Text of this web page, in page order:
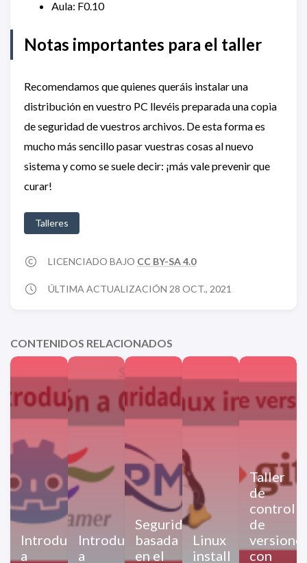
Aula: F0.10
Notas importantes para el taller
Recomendamos que quienes queráis instalar una
distribución en vuestro PC llevéis preparada una copia
de seguridad de vuestros archivos. De esta forma es
mucho más sencillo pasar vuestras cosas al nuevo
sistema y como se suele decir: ¡más vale prevenir que
curar!
Talleres
LICENCIADO BAJO CC BY-SA 4.0
ÚLTIMA ACTUALIZACIÓN 28 OCT., 2021
CONTENIDOS RELACIONADOS
Introducción
a
Introducción
a
Seguridad
basada
en el
Linux
install
Taller
de
control
de
con